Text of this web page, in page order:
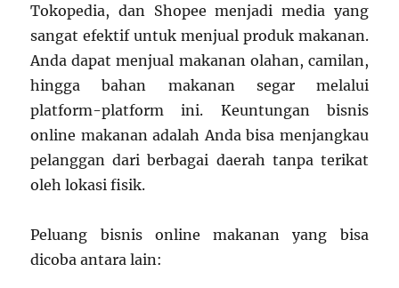
Tokopedia, dan Shopee menjadi media yang
sangat efektif untuk menjual produk makanan.
Anda dapat menjual makanan olahan, camilan,
hingga bahan makanan segar melalui
platform-platform ini. Keuntungan bisnis
online makanan adalah Anda bisa menjangkau
pelanggan dari berbagai daerah tanpa terikat
oleh lokasi fisik.
Peluang bisnis online makanan yang bisa
dicoba antara lain: